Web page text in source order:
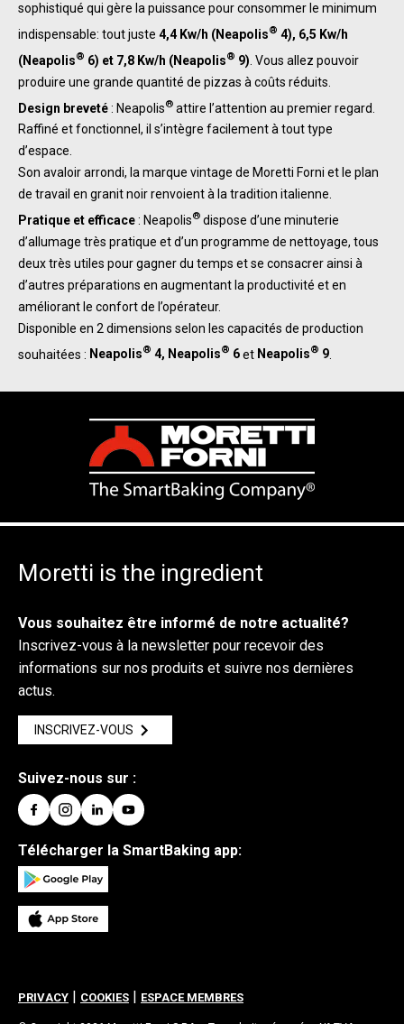
sophistiqué qui gère la puissance pour consommer le minimum
indispensable: tout juste 4,4 Kw/h (Neapolis® 4), 6,5 Kw/h
(Neapolis® 6) et 7,8 Kw/h (Neapolis® 9) . Vous allez pouvoir
produire une grande quantité de pizzas à coûts réduits.
Design breveté: Neapolis® attire l’attention au premier regard.
Raffiné et fonctionnel, il s’intègre facilement à tout type
d’espace.
Son avaloir arrondi, la marque vintage de Moretti Forni et le plan
de travail en granit noir renvoient à la tradition italienne.
Pratique et efficace: Neapolis® dispose d’une minuterie
d’allumage très pratique et d’un programme de nettoyage, tous
deux très utiles pour gagner du temps et se consacrer ainsi à
d’autres préparations en augmentant la productivité et en
améliorant le confort de l’opérateur.
Disponible en 2 dimensions selon les capacités de production
souhaitées : Neapolis® 4, Neapolis® 6et Neapolis® 9
Moretti is the ingredient
Vous souhaitez être informé de notre actualité?
Inscrivez-vous à la newsletter pour recevoir des
informations sur nos produits et suivre nos dernières
actus.
INSCRIVEZ-VOUS
Suivez-nous sur :
Télécharger la SmartBaking app:
PRIVACY COOKIES ESPACE MEMBRES